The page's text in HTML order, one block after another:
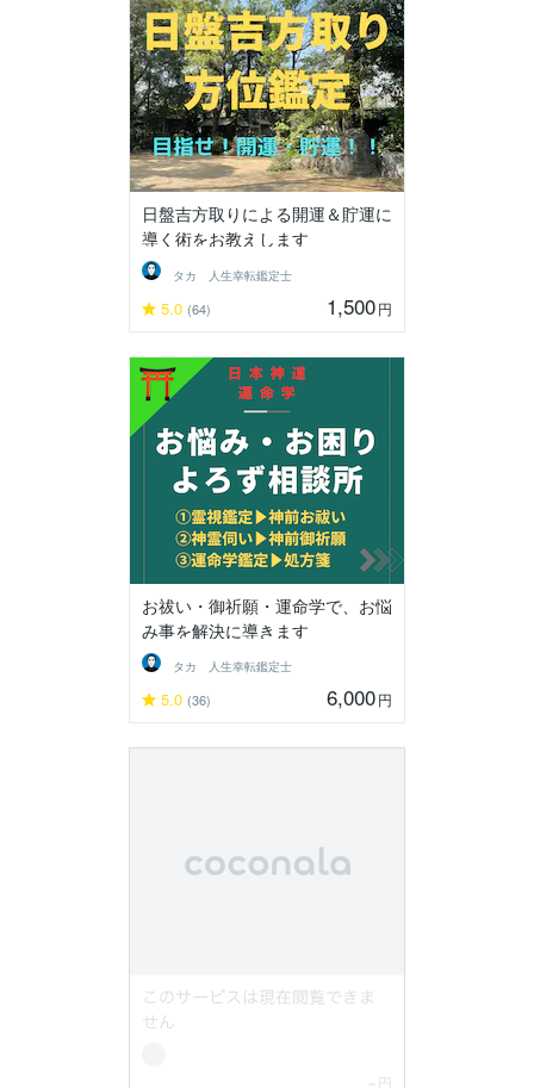
日盤吉方取りによる開運＆貯運に
導く術をお教えします
タカ 人生幸転鑑定士
5.0 (64) 1,500円
お祓い・御祈願・運命学で、お悩
み事を解決に導きます
タカ 人生幸転鑑定士
5.0 (36) 6,000円